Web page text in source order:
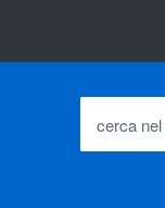
cerca